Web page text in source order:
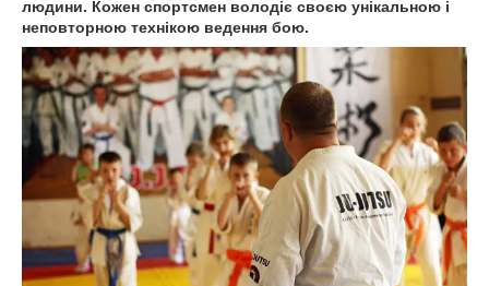
людини. Кожен спортсмен володіє своєю унікальною і
неповторною технікою ведення бою.